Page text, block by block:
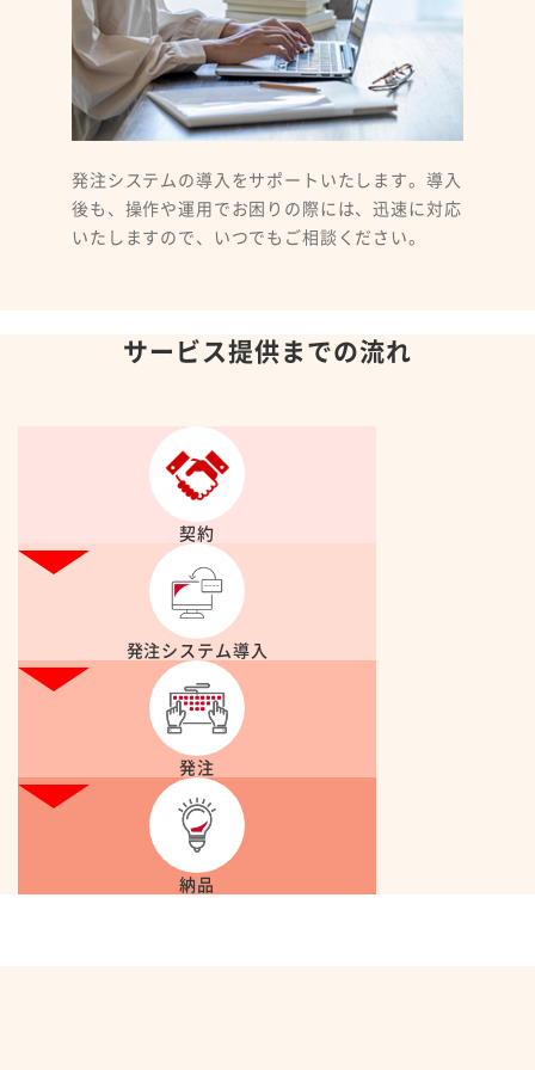
発注システムの導入をサポートいたします。導入
後も、操作や運用でお困りの際には、迅速に対応
いたしますので、いつでもご相談ください。
サービス提供までの流れ
契約
発注システム導入
発注
納品